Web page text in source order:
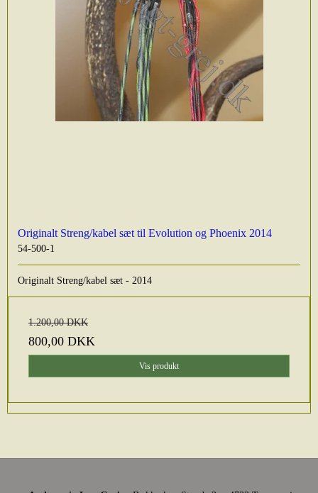
Originalt Streng/kabel sæt til Evolution og Phoenix 2014
54-500-1
Originalt Streng/kabel sæt - 2014
1.200,00 DKK
800,00 DKK
Vis produkt